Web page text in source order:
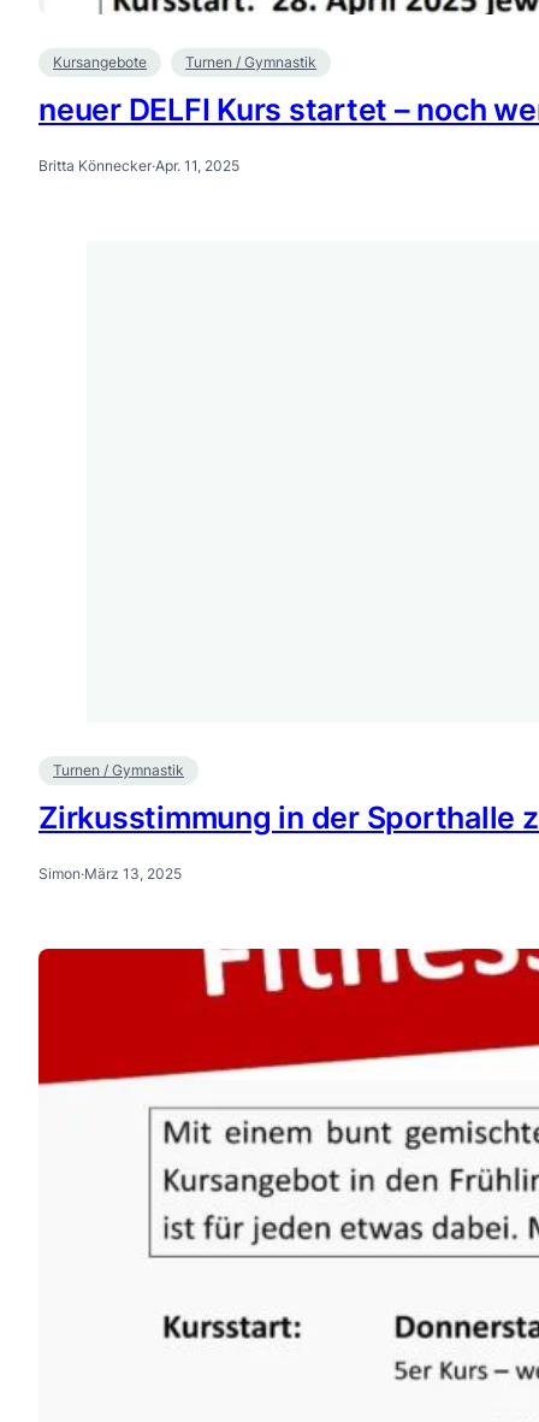
Kursangebote Turnen / Gymnastik
neuer DELFI Kurs startet – noch
Britta Könnecker·Apr. 11, 2025
Turnen / Gymnastik
Zirkusstimmung in der Sporthalle
Simon·März 13, 2025